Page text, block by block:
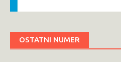
OSTATNI NUMER